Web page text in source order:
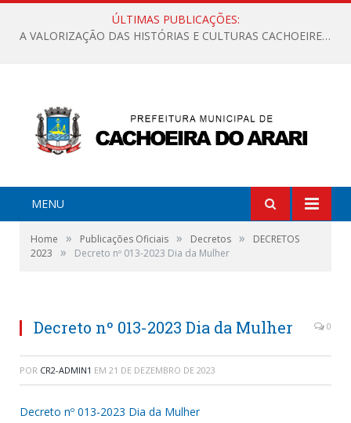
ÚLTIMAS PUBLICAÇÕES:
A VALORIZAÇÃO DAS HISTÓRIAS E CULTURAS CACHOEIRENSES
MENU
Home » Publicações Oficiais » Decretos »
DECRETOS
2023
» Decreto nº 013-2023 Dia da Mulher
Decreto nº 013-2023 Dia da Mulher 0
POR CR2-ADMIN1 EM 21 DE DEZEMBRO DE 2023
Decreto nº 013-2023 Dia da Mulher